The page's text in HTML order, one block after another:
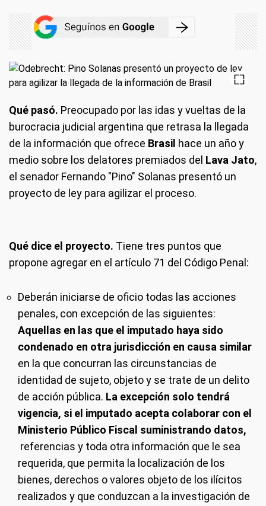
Qué pasó. Preocupado por las idas y vueltas de la
burocracia judicial argentina que retrasa la llegada
de la información que ofrece Brasil hace un año y
medio sobre los delatores premiados del Lava Jato,
el senador Fernando "Pino" Solanas presentó un
proyecto de ley para agilizar el proceso.
Qué dice el proyecto. Tiene tres puntos que
propone agregar en el artículo 71 del Código Penal:
Deberán iniciarse de oficio todas las acciones
penales, con excepción de las siguientes:
Aquellas en las que el imputado haya sido
condenado en otra jurisdicción en causa similar
en la que concurran las circunstancias de
identidad de sujeto, objeto y se trate de un delito
de acción pública. La excepción solo tendrá
vigencia, si el imputado acepta colaborar con el
Ministerio Público Fiscal suministrando datos,
referencias y toda otra información que le sea
requerida, que permita la localización de los
bienes, derechos o valores objeto de los ilícitos
realizados y que conduzcan a la investigación de